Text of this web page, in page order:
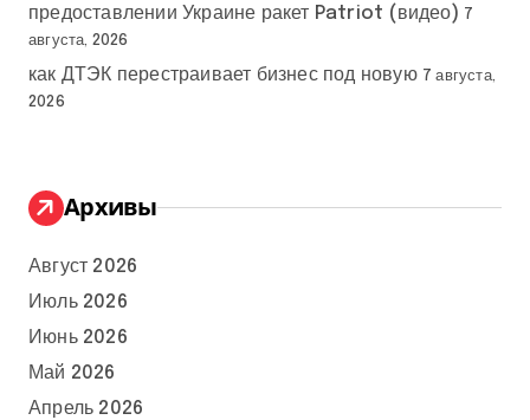
предоставлении Украине ракет Patriot (видео) 7
августа, 2026
как ДТЭК перестраивает бизнес под новую 7 августа,
2026
Архивы
Август 2026
Июль 2026
Июнь 2026
Май 2026
Апрель 2026